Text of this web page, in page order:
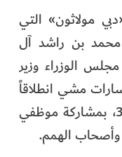
مولاثون» التي
بن راشد آل
الوزراء وزير
مشي انطلاقاً
من منطقة المغادرين في المبنى 3، بمشاركة موظفي
وأصحاب الهمم.